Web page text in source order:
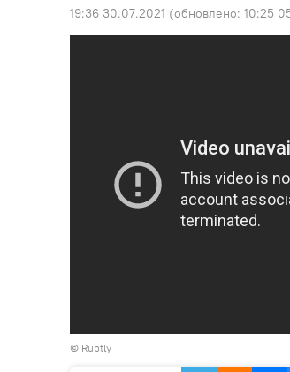
19:36 30.07.2021 (обновлено: 10:25
© Ruptly